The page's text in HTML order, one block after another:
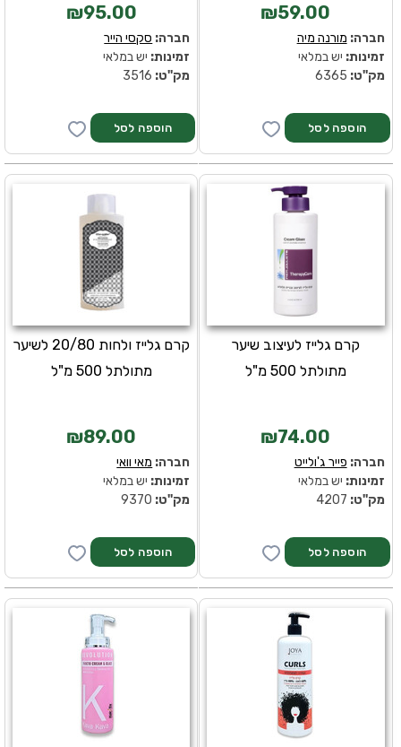
₪95.00
חברה: סקסי הייר
זמינות: יש במלאי
מק''ט:
₪59.00
חברה: מורנה מיה
זמינות: יש במלאי
מק''ט:
קרם גלייז ולחות 20/80 לשיער
מתולתל 500 מ"ל
₪89.00
חברה: מאי וואי
זמינות: יש במלאי
מק''ט:
קרם גלייז לעיצוב שיער
מתולתל 500 מ"ל
₪74.00
חברה: פייר ג'ולייט
זמינות: יש במלאי
מק''ט: